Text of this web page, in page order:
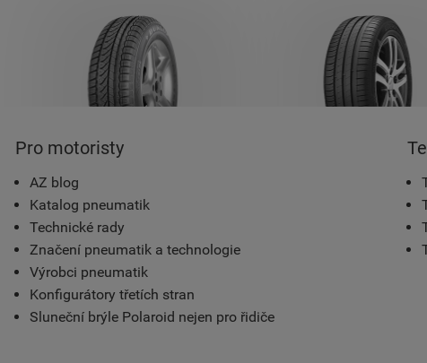
Pro motoristy
AZ blog
Katalog pneumatik
Technické rady
Značení pneumatik a technologie
Výrobci pneumatik
Konfigurátory třetích stran
Sluneční brýle Polaroid nejen pro řidiče